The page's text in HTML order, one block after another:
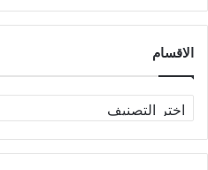
الاقسام
الاقسام